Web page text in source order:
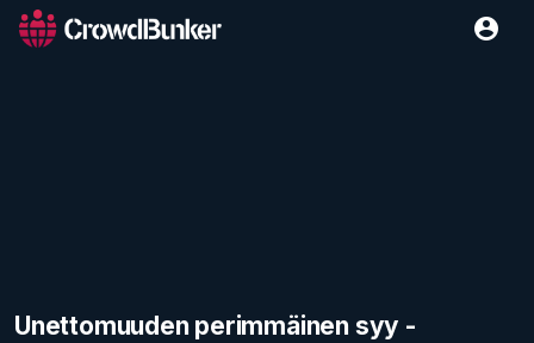
Unettomuuden perimmäinen syy -